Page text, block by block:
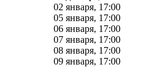
02 января, 17:00
05 января, 17:00
06 января, 17:00
07 января, 17:00
08 января, 17:00
09 января, 17:00